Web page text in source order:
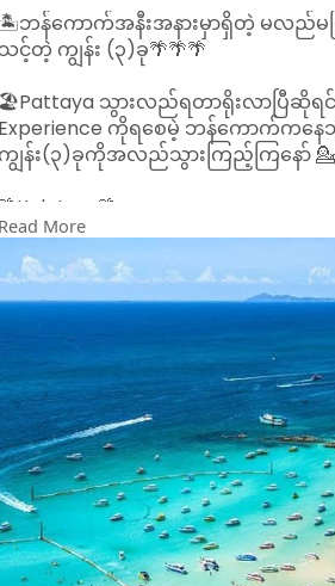
ကျွန်းကတော့ဘန်ကောက်ကနေနည်းနည်း
ည်သင့်တဲ့ကျွန်း၁ကျွန်းလည်းဖြစ်ပါတယ်။
Bao Beach,Ao Noi Bay,Klong
ရေတံခွန်နဲ့ တခြားသဘာ၀အလှအပ
ည်ပတ်သူများကိုထပ်ခါထပ်ခါပြန်လာစေ
တ်ဆိတ်ငြိမ်သက်စွာဖြင့်ခရီးသွားများအန
တွက်ကျွန်းပေါ်တွင် Hotelနှင်Resort မ
တ်ခြင်းကိုကြိုက်နှစ်သက်သူများအတွက်
န်းများကိုကြည့်ရှုနိုင်ရန် Snorkeling
ယ်။
ဘန်ကောက်အနီးအနားမှာရှိတဲ့ မလည်မ
င့်တဲ့ ကျွန်း (၃)ခု🌴🌴🌴
သွားလည်ရတာရိုးလာပြီဆို
ကိုရစေမဲ့ ဘန်ကောက်ကန
ျွန်း(၃)ခုကိုအလည်သွားကြည့်ကြနော် 💁
Larn🌴
နားကကျွန်း၁ကျွန်းဖြစ်တဲ့ Koh
တွေကြားထဲမှာတော့ Coral
ယ်။လာရောက်လည်ပတ်ကြသူများသ
ေကနေ ကြည်လင်တဲ့ပင်လယ်ရေနဲ့ပြန့်ကျဲ
လှကိုခံစားကြည့်မြင်နိုင်မှာဖြစ်ပါတယ်။
Buddha Viewpoint,Tawaen
Beach,Sangwan
ရာကောင်းတဲ့နေရာများလည်းရှိပါသေးတ
ယက်လှေလှော်ခြင်း၊Snorkeling လုပ်ခြ
ည်း Koh Larn ကျွန်းမှာလုပ်လို့ရနိုင်ပါ
Kham🌴
More